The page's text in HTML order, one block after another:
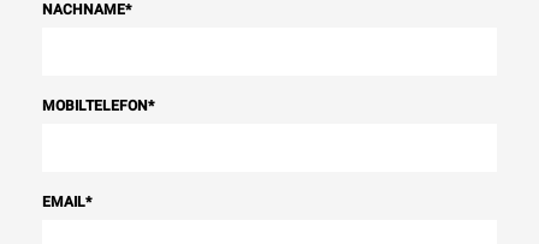
NACHNAME*
MOBILTELEFON*
EMAIL*